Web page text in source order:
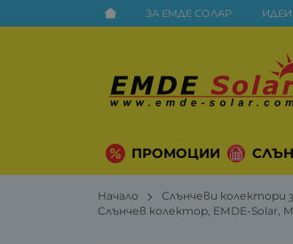
ЗА ЕМДЕ СОЛАР
ПРОМОЦИИ
Начало Слънчеви колектори
Слънчев колектор, EMDE-Solar,